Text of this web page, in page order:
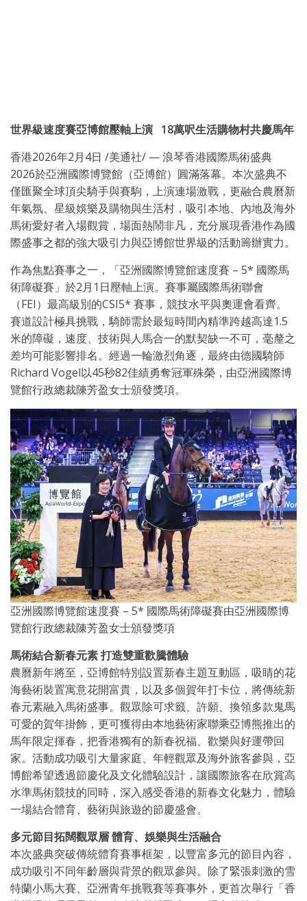
世界級速度賽亞博館壓軸上演 18萬呎生活購物村共慶馬年
香港2026年2月4日 /美通社/ — 浪琴香港國際馬術盛典
2026於亞洲國際博覽館（亞博館）圓滿落幕。本次盛典不
僅匯聚全球頂尖騎手與賽駒，上演連場激戰，更融合農曆新
年氣氛、星級娛樂及購物與生活村，吸引本地、內地及海外
馬術愛好者入場觀賞，場面熱鬧非凡，充分展現香港作為國
際盛事之都的強大吸引力與亞博館世界級的活動籌辦實力。
作為焦點賽事之一，「亞洲國際博覽館速度賽 – 5* 國際馬
術障礙賽」於2月1日壓軸上演。賽事屬國際馬術聯會
（FEI）最高級別的CSI5* 賽事，競技水平與奧運會看齊。
賽道設計極具挑戰，騎師需於最短時間內精準跨越高達1.5
米的障礙，速度、技術與人馬合一的默契缺一不可，毫釐之
差均可能影響排名。經過一輪激烈角逐，最終由德國騎師
Richard Vogel以45秒82佳績勇奪冠軍殊榮，由亞洲國際博
覽館行政總裁陳芳盈女士頒發獎項。
亞洲國際博覽館速度賽 – 5* 國際馬術障礙賽由亞洲國際博
覽館行政總裁陳芳盈女士頒發獎項
馬術結合新春元素 打造雙重歡騰體驗
農曆新年將至，亞博館特別設置新春主題互動區，吸睛的花
海藝術裝置寓意花開富貴，以及多個賀年打卡位，將傳統新
春元素融入馬術盛事。觀眾除可求籤、許願、換領多款鬼馬
可愛的賀年掛飾，更可獲得由本地藝術家聯乘亞博熊推出的
馬年限定揮春，把香港獨有的新春祝福、歡樂與好運帶回
家。活動成功吸引大量家庭、年輕觀眾及海外旅客參與，亞
博館希望透過節慶化及文化體驗設計，讓國際旅客在欣賞高
水準馬術競技的同時，深入感受香港的新春文化魅力，體驗
一場結合體育、藝術與旅遊的節慶盛會。
多元節目拓闊觀眾層 體育、娛樂與生活融合
本次盛典突破傳統體育賽事框架，以豐富多元的節目內容，
成功吸引不同年齡層與背景的觀眾參與。除了緊張刺激的雪
特蘭小馬大賽、亞洲青年挑戰賽等賽事外，更首次舉行「香